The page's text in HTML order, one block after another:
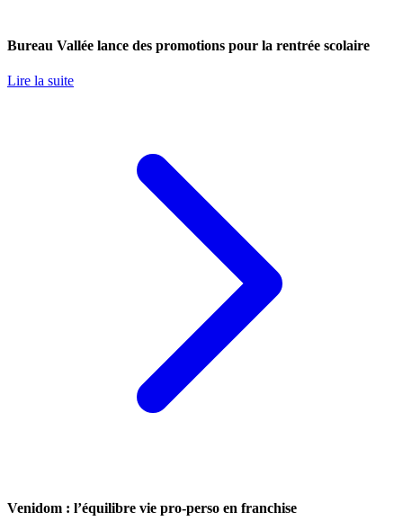
Bureau Vallée lance des promotions pour la rentrée scolaire
Lire la suite
Venidom : l’équilibre vie pro-perso en franchise